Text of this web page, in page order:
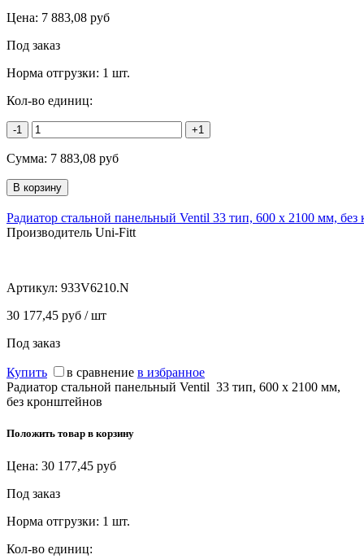
Цена: 7 883,08 руб
Под заказ
Норма отгрузки: 1 шт.
Кол-во единиц:
-1 +1
Сумма: 7 883,08 руб
Радиатор стальной панельный Ventil 33 тип, 600 х 2100 мм,
Производитель Uni-Fitt
Артикул: 933V6210.N
30 177,45 руб / шт
Под заказ
Купить в сравнение в избранное
Радиатор стальной панельный Ventil 33 тип, 600 х 2100 мм,
без кронштейнов
Положить товар в корзину
Цена: 30 177,45 руб
Под заказ
Норма отгрузки: 1 шт.
Кол-во единиц: